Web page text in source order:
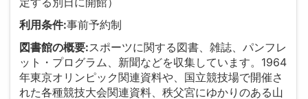
利用条件:事前予約制
図書館の概要:スポーツに関する図書、雑誌、パンフレ
ット・プログラム、新聞などを収集しています。1964
年東京オリンピック関連資料や、国立競技場で開催さ
れた各種競技大会関連資料、秩父宮にゆかりのある山